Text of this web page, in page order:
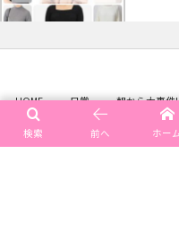
HOME 日常 朝から大事件
検索 前へ ホー